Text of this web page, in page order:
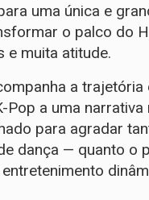
uma única e
o palco do
e muita atitude.
a
Pop a uma
para agradar
dança — quanto o